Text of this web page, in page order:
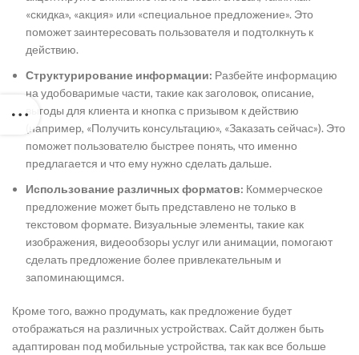
«скидка», «акция» или «специальное предложение». Это
поможет заинтересовать пользователя и подтолкнуть к
действию.
Структурирование информации: Разбейте информацию
на удобоваримые части, такие как заголовок, описание,
выгоды для клиента и кнопка с призывом к действию
(например, «Получить консультацию», «Заказать сейчас»). Это
поможет пользователю быстрее понять, что именно
предлагается и что ему нужно сделать дальше.
Использование различных форматов: Коммерческое
предложение может быть представлено не только в
текстовом формате. Визуальные элементы, такие как
изображения, видеообзоры услуг или анимации, помогают
сделать предложение более привлекательным и
запоминающимся.
Кроме того, важно продумать, как предложение будет
отображаться на различных устройствах. Сайт должен быть
адаптирован под мобильные устройства, так как все больше